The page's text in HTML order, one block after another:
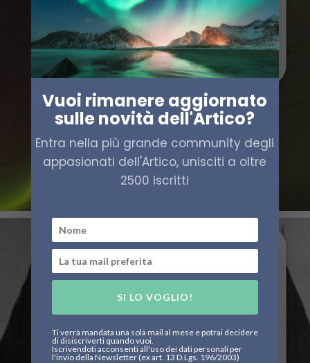
Vuoi rimanere aggiornato
sulle novità dell'Artico?
Entra nella più grande community degli
appasionati dell'Artico, unisciti a oltre
2500 iscritti
SI LO VOGLIO!
Ti verrà mandata una sola mail al mese e potrai decidere
di disiscriverti quando vuoi.
Iscrivendoti acconsenti all'uso dei dati personali per
l'invio della Newsletter (ex art. 13 D.Lgs. 196/2003)